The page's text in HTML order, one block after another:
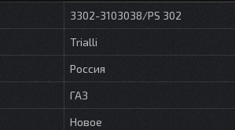
3302-3103038/PS 302
Trialli
Россия
ГАЗ
Новое